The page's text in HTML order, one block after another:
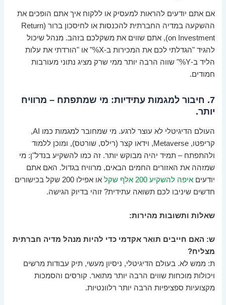
אם אתם יודעים להראות למעסיק או ללקוח איך אתם הופכים את
ההשקעה במדיה החברתית להכנסות או לחיסכון ברור (Return
on Investment), אתם שווים את משקלכם בזהב. מנהל שיכול
להגיד "הגדלתי לכם את המכירות ב-X%" או "הורדתי את עלות
הליד ב-Y%" שווה הרבה יותר ממי שרק מציג נתוני מעורבות
חמודים.
7. חיבור למגמות עתידיות: מי שמתפתח – מרוויח
יותר.
העולם הדיגיטלי לא עוצר לרגע. מי שמחובר למגמות כמו AI,
קריפטו, Metaverse, וידאו קצר (רילס, שורטס), ומוכן ללמוד
ולהתפתח – תמיד יהיה מבוקש יותר. זה כמו להשקיע בנדל"ן: מי
שמזהה את האזורים החמים הבאים, מרוויח בגדול. האם אתם
יודעיםאיפה להשקיע 200 אלף שקל
או אפילו 200 שקל בכישורים
חדשים שיניבו לכם תשואה עתידית? זוהי בדיוק הגישה.
שאלות ותשובות מהירות:
ש: האם חייבים תואר אקדמי כדי להיות מנהל מדיה חברתית
מצליח?
ת: ממש לא. בעולם הדיגיטלי, ניסיון מעשי, תיק עבודות מרשים
ויכולות מוכחות שווים הרבה יותר מתואר. קורסים והסמכות
מקצועיות ספציפיות הרבה יותר רלוונטיות.